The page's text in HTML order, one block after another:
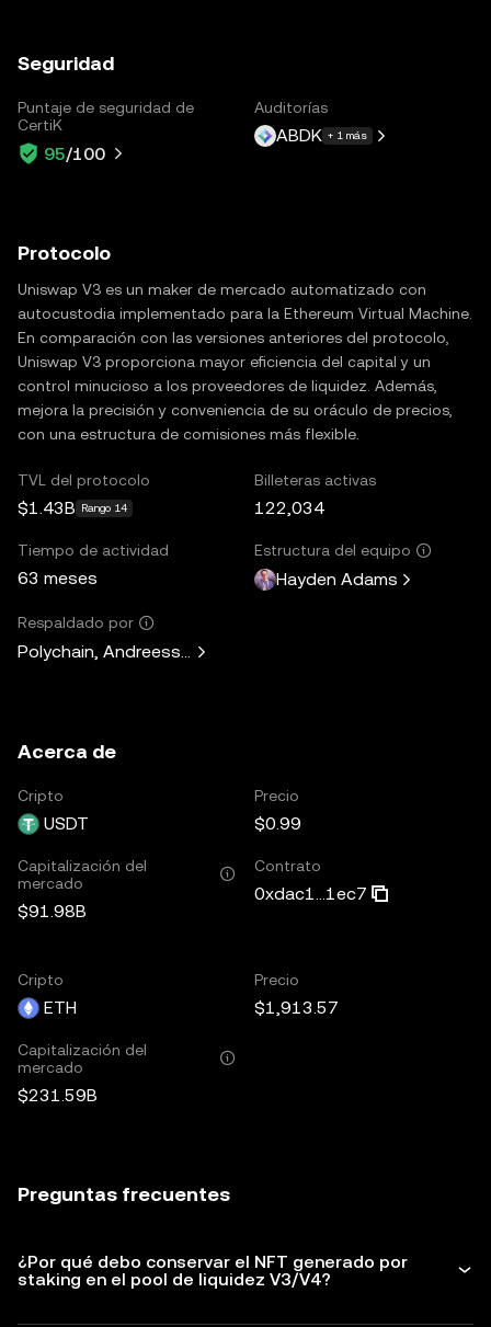
Seguridad
Puntaje de seguridad de
CertiK
95/100
Auditorías
ABDK + 1 más
Protocolo
Uniswap V3 es un maker de mercado automatizado con
autocustodia implementado para la Ethereum Virtual Machine.
En comparación con las versiones anteriores del protocolo,
Uniswap V3 proporciona mayor eficiencia del capital y un
control minucioso a los proveedores de liquidez. Además,
mejora la precisión y conveniencia de su oráculo de precios,
con una estructura de comisiones más flexible.
TVL del protocolo
$1.43B Rango 14
Billeteras activas
122,034
Tiempo de actividad
63 meses
Estructura del equipo
Hayden Adams
Respaldado por
Polychain, Andreessen Horowitz, Paradigm, Variant Fund,
Acerca de
Cripto
USDT
Precio
$0.99
Capitalización del
mercado
$91.98B
Contrato
0xdac1...1ec7
Cripto
ETH
Precio
$1,913.57
Capitalización del
mercado
$231.59B
Preguntas frecuentes
¿Por qué debo conservar el NFT generado por
staking en el pool de liquidez V3/V4?